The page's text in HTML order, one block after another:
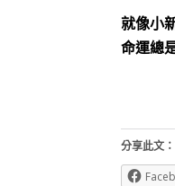
就像小
命運總
分享此文：